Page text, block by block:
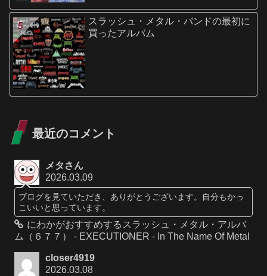
スラッシュ・メタル・バンドの最初に
買ったアルバム
最近のコメント
メタさん
2026.03.09
ブログを見ていただき、ありがとうございます。自分もかっ
こいいと思っています。
にわかがおすすめするスラッシュ・メタル・アルバ
ム（６７７） - EXECUTIONER - In The Name Of Metal
closer4919
2026.03.08